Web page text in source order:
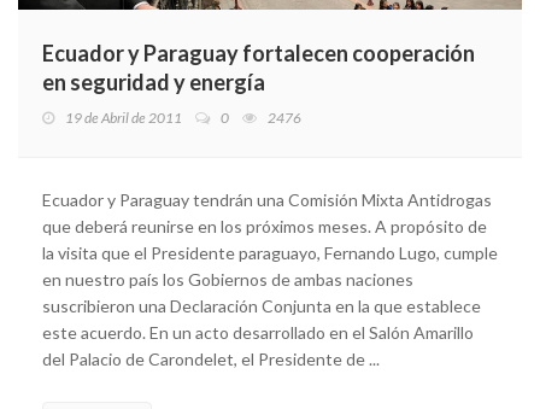
Ecuador y Paraguay fortalecen cooperación
en seguridad y energía
19 de Abril de 2011 0 2476
Ecuador y Paraguay tendrán una Comisión Mixta Antidrogas
que deberá reunirse en los próximos meses. A propósito de
la visita que el Presidente paraguayo, Fernando Lugo, cumple
en nuestro país los Gobiernos de ambas naciones
suscribieron una Declaración Conjunta en la que establece
este acuerdo. En un acto desarrollado en el Salón Amarillo
del Palacio de Carondelet, el Presidente de ...